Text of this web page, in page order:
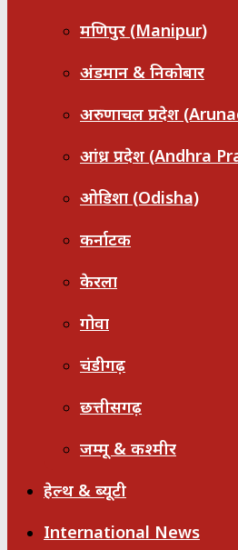
मणिपुर (Manipur)
अंडमान & निकोबार
अरुणाचल प्रदेश
आंध्र प्रदेश (Andhra
ओडिशा (Odisha)
कर्नाटक
केरला
गोवा
चंडीगढ़
छत्तीसगढ़
जम्मू & कश्मीर
हेल्थ & ब्यूटी
International News